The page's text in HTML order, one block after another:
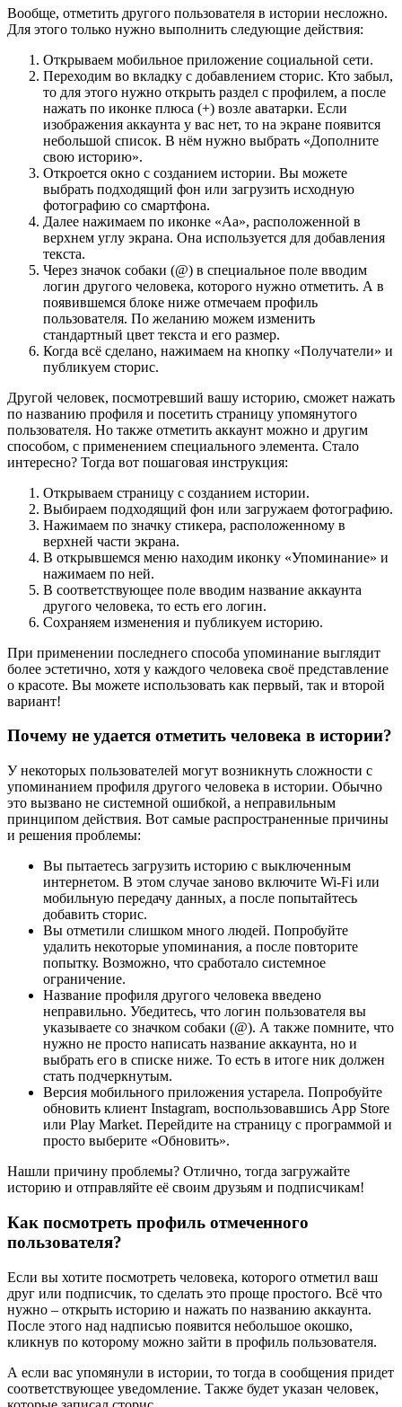
Вообще, отметить другого пользователя в истории несложно.
Для этого только нужно выполнить следующие действия:
Открываем мобильное приложение социальной сети.
Переходим во вкладку с добавлением сторис. Кто забыл,
то для этого нужно открыть раздел с профилем, а после
нажать по иконке плюса (+) возле аватарки. Если
изображения аккаунта у вас нет, то на экране появится
небольшой список. В нём нужно выбрать «Дополните
свою историю».
Откроется окно с созданием истории. Вы можете
выбрать подходящий фон или загрузить исходную
фотографию со смартфона.
Далее нажимаем по иконке «Аа», расположенной в
верхнем углу экрана. Она используется для добавления
текста.
Через значок собаки (@) в специальное поле вводим
логин другого человека, которого нужно отметить. А в
появившемся блоке ниже отмечаем профиль
пользователя. По желанию можем изменить
стандартный цвет текста и его размер.
Когда всё сделано, нажимаем на кнопку «Получатели» и
публикуем сторис.
Другой человек, посмотревший вашу историю, сможет нажать
по названию профиля и посетить страницу упомянутого
пользователя. Но также отметить аккаунт можно и другим
способом, с применением специального элемента. Стало
интересно? Тогда вот пошаговая инструкция:
Открываем страницу с созданием истории.
Выбираем подходящий фон или загружаем фотографию.
Нажимаем по значку стикера, расположенному в
верхней части экрана.
В открывшемся меню находим иконку «Упоминание» и
нажимаем по ней.
В соответствующее поле вводим название аккаунта
другого человека, то есть его логин.
Сохраняем изменения и публикуем историю.
При применении последнего способа упоминание выглядит
более эстетично, хотя у каждого человека своё представление
о красоте. Вы можете использовать как первый, так и второй
вариант!
Почему не удается отметить человека в истории?
У некоторых пользователей могут возникнуть сложности с
упоминанием профиля другого человека в истории. Обычно
это вызвано не системной ошибкой, а неправильным
принципом действия. Вот самые распространенные причины
и решения проблемы:
Вы пытаетесь загрузить историю с выключенным
интернетом. В этом случае заново включите Wi-Fi или
мобильную передачу данных, а после попытайтесь
добавить сторис.
Вы отметили слишком много людей. Попробуйте
удалить некоторые упоминания, а после повторите
попытку. Возможно, что сработало системное
ограничение.
Название профиля другого человека введено
неправильно. Убедитесь, что логин пользователя вы
указываете со значком собаки (@). А также помните, что
нужно не просто написать название аккаунта, но и
выбрать его в списке ниже. То есть в итоге ник должен
стать подчеркнутым.
Версия мобильного приложения устарела. Попробуйте
обновить клиент Instagram, воспользовавшись App Store
или Play Market. Перейдите на страницу с программой и
просто выберите «Обновить».
Нашли причину проблемы? Отлично, тогда загружайте
историю и отправляйте её своим друзьям и подписчикам!
Как посмотреть профиль отмеченного
пользователя?
Если вы хотите посмотреть человека, которого отметил ваш
друг или подписчик, то сделать это проще простого. Всё что
нужно – открыть историю и нажать по названию аккаунта.
После этого над надписью появится небольшое окошко,
кликнув по которому можно зайти в профиль пользователя.
А если вас упомянули в истории, то тогда в сообщения придет
соответствующее уведомление. Также будет указан человек,